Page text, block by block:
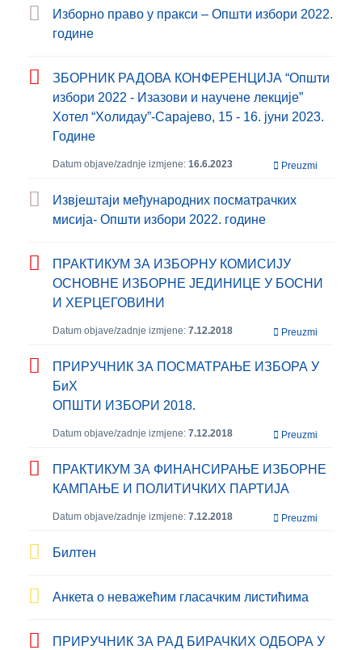
Изборно право у пракси – Општи избори 2022.
године
ЗБОРНИК РАДОВА КОНФЕРЕНЦИЈА “Општи
избори 2022 - Изазови и научене лекције”
Хотел “Холидаy”-Сарајево, 15 - 16. јуни 2023.
Године
Datum objave/zadnje izmjene: 16.6.2023 Preuzmi
Извјештаји међународних посматрачких
мисија- Општи избори 2022. године
ПРАКТИКУМ ЗА ИЗБОРНУ КОМИСИЈУ
ОСНОВНЕ ИЗБОРНЕ ЈЕДИНИЦЕ У БОСНИ
И ХЕРЦЕГОВИНИ
Datum objave/zadnje izmjene: 7.12.2018 Preuzmi
ПРИРУЧНИК ЗА ПОСМАТРАЊЕ ИЗБОРА У
БиХ
ОПШТИ ИЗБОРИ 2018.
Datum objave/zadnje izmjene: 7.12.2018 Preuzmi
ПРАКТИКУМ ЗА ФИНАНСИРАЊЕ ИЗБОРНЕ
КАМПАЊЕ И ПОЛИТИЧКИХ ПАРТИЈА
Datum objave/zadnje izmjene: 7.12.2018 Preuzmi
Билтен
Анкета о неважећим гласачким листићима
ПРИРУЧНИК ЗА РАД БИРАЧКИХ ОДБОРА У